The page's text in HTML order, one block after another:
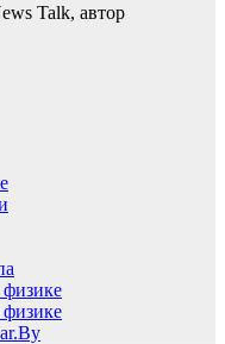
Talk, автор